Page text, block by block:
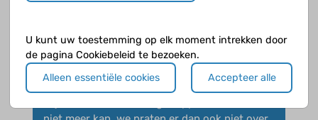
ben. In de 1ste klas heb ik over mijn ziekte een
presentatie gegeven en dit jaar weer een korte
uitleg. Ik mag de lift nemen (maar dat doe ik
liever niet) en met gym heb ik de afspraak met
U kunt uw toestemming op elk moment intrekken door
de pagina Cookiebeleid te bezoeken.
Alleen essentiële cookies
Accepteer alle